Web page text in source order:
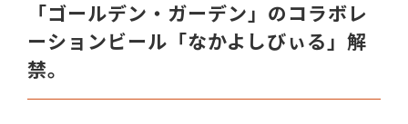
「ゴールデン・ガーデン」のコラボレ
ーションビール「なかよしびぃる」解
禁。